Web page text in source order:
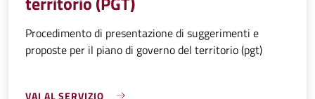
Procedimento di presentazione di suggerimenti e
proposte per il piano di governo del territorio (pgt)
VAI AL SERVIZIO